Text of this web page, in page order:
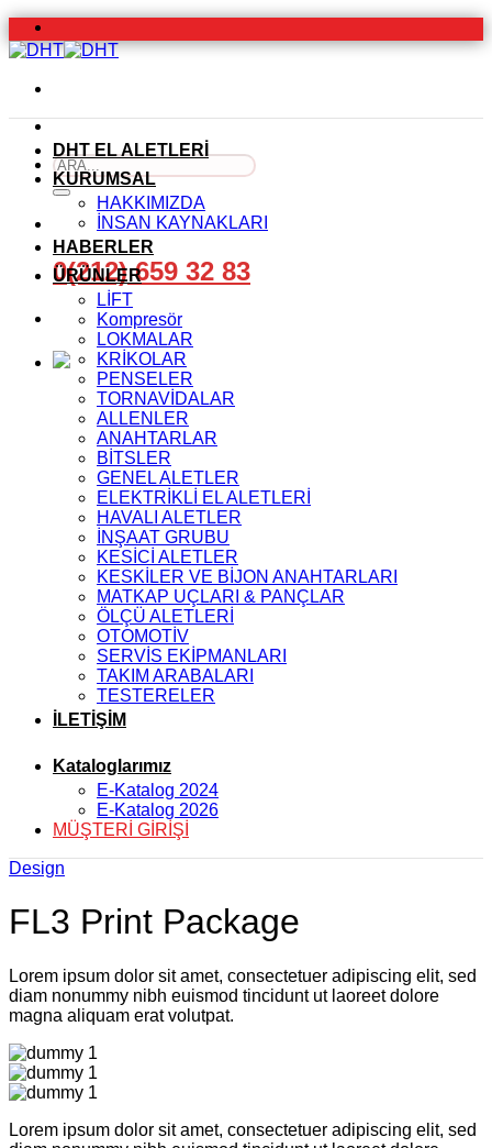
İçeriğe
atla
Ara:
0(212) 659 32 83
DHT EL ALETLERİ
KURUMSAL
HAKKIMIZDA
İNSAN KAYNAKLARI
HABERLER
ÜRÜNLER
LİFT
Kompresör
LOKMALAR
KRİKOLAR
PENSELER
TORNAVİDALAR
ALLENLER
ANAHTARLAR
BİTSLER
GENEL ALETLER
ELEKTRİKLİ EL ALETLERİ
HAVALI ALETLER
İNŞAAT GRUBU
KESİCİ ALETLER
KESKİLER VE BİJON ANAHTARLARI
MATKAP UÇLARI & PANÇLAR
ÖLÇÜ ALETLERİ
OTOMOTİV
SERVİS EKİPMANLARI
TAKIM ARABALARI
TESTERELER
İLETİŞİM
Kataloglarımız
E-Katalog 2024
E-Katalog 2026
MÜŞTERİ GİRİŞİ
Design
FL3 Print Package
Lorem ipsum dolor sit amet, consectetuer adipiscing elit, sed
diam nonummy nibh euismod tincidunt ut laoreet dolore
magna aliquam erat volutpat.
Lorem ipsum dolor sit amet, consectetuer adipiscing elit, sed